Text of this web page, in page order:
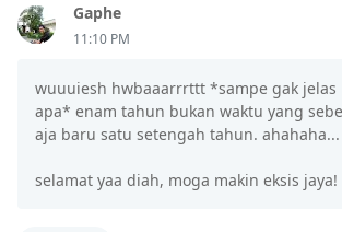
Gaphe
11:10 PM
wuuuiesh hwbaaarrrttt *sampe gak jelas
apa* enam tahun bukan waktu yang
aja baru satu setengah tahun. ahahaha...
selamat yaa diah, moga makin eksis jaya!